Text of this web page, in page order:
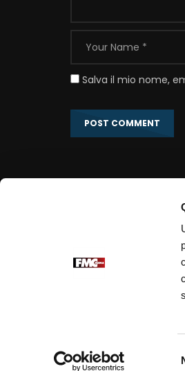
Salva il mio nome,
Portale Ufficiale
Fondazione Voce di